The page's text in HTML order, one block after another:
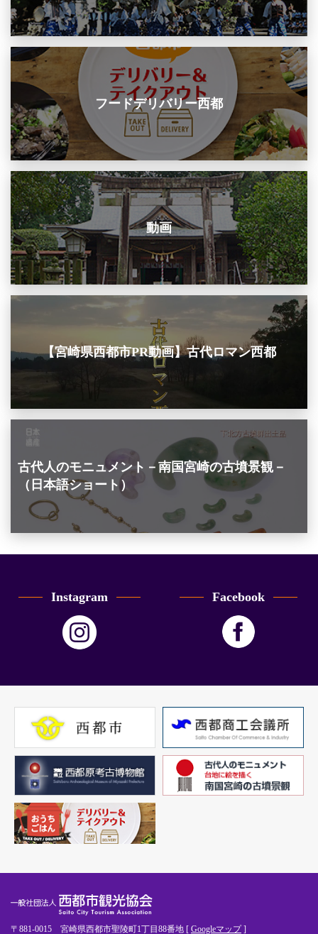
フードデリバリー西都
動画
【宮崎県西都市PR動画】古代ロマン西都
古代人のモニュメント－南国宮崎の古墳景観－
（日本語ショート）
Instagram Facebook
〒881-0015 宮崎県西都市聖陵町1丁目88番地 [ Googleマップ]